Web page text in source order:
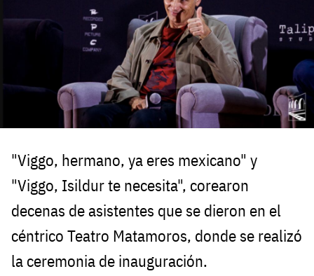
"Viggo, hermano, ya eres mexicano" y
"Viggo, Isildur te necesita", corearon
decenas de asistentes que se dieron en el
céntrico Teatro Matamoros, donde se realizó
la ceremonia de inauguración.